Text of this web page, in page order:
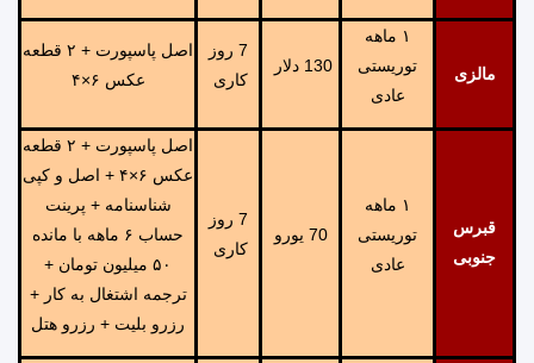
مالزی
١ ماهه
توریستی
عادی
130 دلار
7 روز
کاری
اصل پاسپورت + ۲ قطعه
عکس ۶×۴
قبرس
جنوبی
١ ماهه
توریستی
عادی
70 یورو
7 روز
کاری
اصل پاسپورت + ۲ قطعه
عکس ۶×۴ + اصل و کپی
شناسنامه + پرینت
حساب ۶ ماهه با مانده
۵۰ میلیون تومان +
ترجمه اشتغال به کار +
رزرو بلیت + رزرو هتل